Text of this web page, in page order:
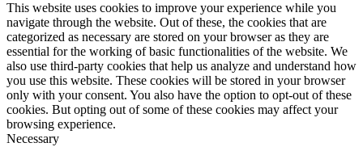
This website uses cookies to improve your experience while you
navigate through the website. Out of these, the cookies that are
categorized as necessary are stored on your browser as they are
essential for the working of basic functionalities of the website. We
also use third-party cookies that help us analyze and understand how
you use this website. These cookies will be stored in your browser
only with your consent. You also have the option to opt-out of these
cookies. But opting out of some of these cookies may affect your
browsing experience.
Necessary